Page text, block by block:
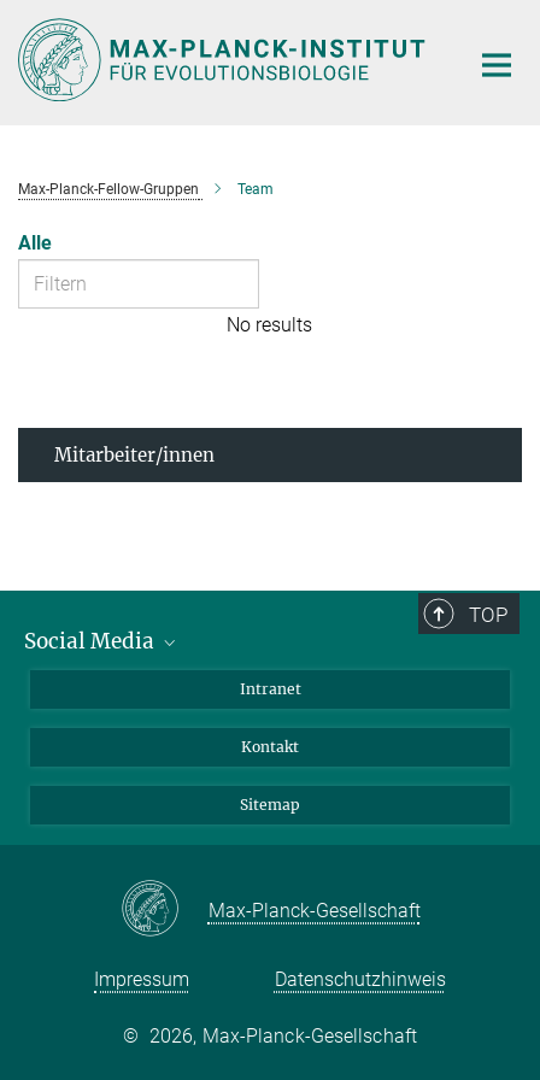
Hauptinhalt
Max-Planck-Fellow-Gruppen Team
Alle
No results
Mitarbeiter/innen
TOP
Social Media
LinkedIn
Intranet
Kontakt
Sitemap
Max-Planck-Gesellschaft
Impressum Datenschutzhinweis
© 2026, Max-Planck-Gesellschaft